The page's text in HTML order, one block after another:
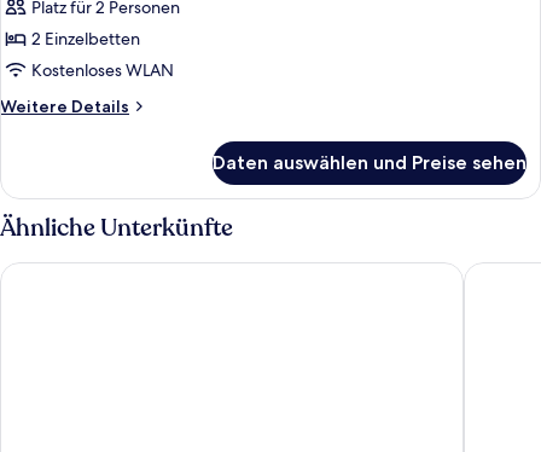
Deluxe-
Zweibettzimmer
anzeigen
Platz für 2 Personen
2 Einzelbetten
Kostenloses WLAN
Weitere Details
Weitere
Zweibettzimmer
Daten auswählen und Preise sehen
Ähnliche Unterkünfte
Hotel Bulgaria Burgas Hotel